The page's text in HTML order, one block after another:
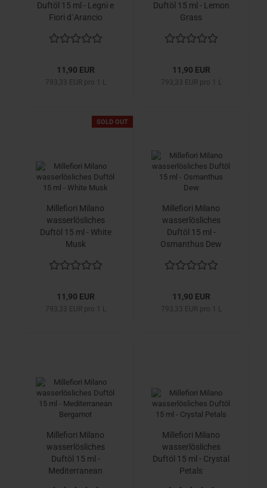
Duftöl 15 ml - Legni e
Fiori d´Arancio
11,90 EUR
793,33 EUR pro 1 L
Duftöl 15 ml - Lemon
Grass
11,90 EUR
793,33 EUR pro 1 L
SOLD OUT
Millefiori Milano
wasserlösliches
Duftöl 15 ml - White
Musk
11,90 EUR
793,33 EUR pro 1 L
Millefiori Milano
wasserlösliches
Duftöl 15 ml -
Osmanthus Dew
11,90 EUR
793,33 EUR pro 1 L
Millefiori Milano
wasserlösliches
Duftöl 15 ml -
Mediterranean
Millefiori Milano
wasserlösliches
Duftöl 15 ml - Crystal
Petals